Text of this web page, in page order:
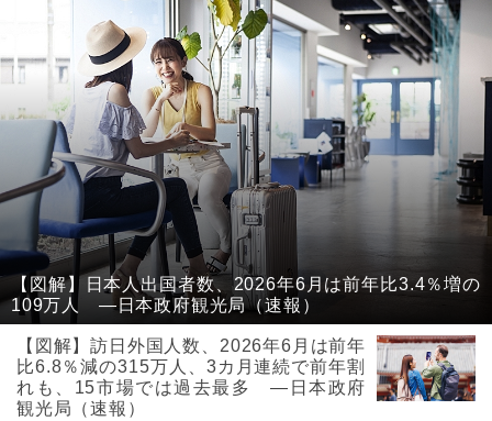
【図解】日本人出国者数、2026年6月は前年比3.4％増の
109万人 ―日本政府観光局（速報）
【図解】訪日外国人数、2026年6月は前年
比6.8％減の315万人、3カ月連続で前年割
れも、15市場では過去最多 ―日本政府
観光局（速報）